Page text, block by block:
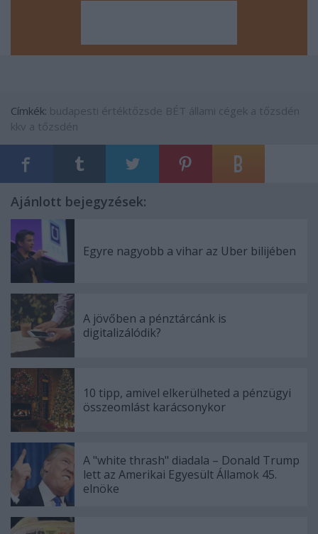
Címkék: budapesti értéktőzsde BÉT állami cégek a tőzsdén
kkv a tőzsdén
Ajánlott bejegyzések:
Egyre nagyobb a vihar az Uber bilijében
A jövőben a pénztárcánk is
digitalizálódik?
10 tipp, amivel elkerülheted a pénzügyi
összeomlást karácsonykor
A "white thrash" diadala – Donald Trump
lett az Amerikai Egyesült Államok 45.
elnöke